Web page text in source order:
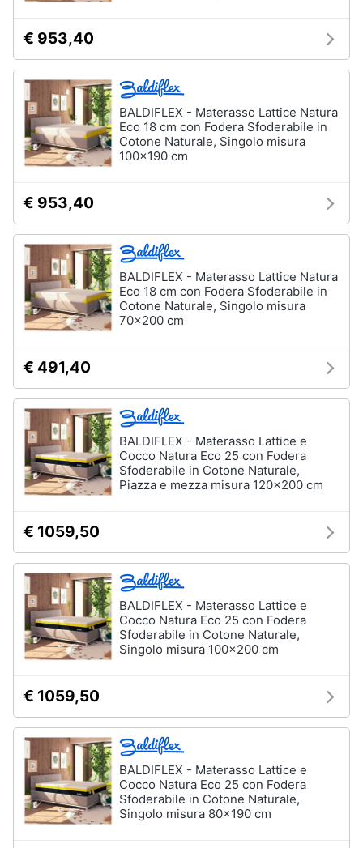
€ 953,40
BALDIFLEX - Materasso Lattice Natura
Eco 18 cm con Fodera Sfoderabile in
Cotone Naturale, Singolo misura
100x190 cm
€ 953,40
BALDIFLEX - Materasso Lattice Natura
Eco 18 cm con Fodera Sfoderabile in
Cotone Naturale, Singolo misura
70x200 cm
€ 491,40
BALDIFLEX - Materasso Lattice e
Cocco Natura Eco 25 con Fodera
Sfoderabile in Cotone Naturale,
Piazza e mezza misura 120x200 cm
€ 1059,50
BALDIFLEX - Materasso Lattice e
Cocco Natura Eco 25 con Fodera
Sfoderabile in Cotone Naturale,
Singolo misura 100x200 cm
€ 1059,50
BALDIFLEX - Materasso Lattice e
Cocco Natura Eco 25 con Fodera
Sfoderabile in Cotone Naturale,
Singolo misura 80x190 cm